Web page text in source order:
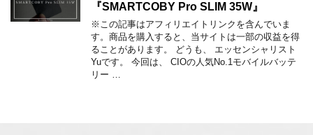
『SMARTCOBY Pro SLIM 35W』
※この記事はアフィリエイトリンクを含んでいま
す。商品を購入すると、当サイトは一部の収益を得
ることがあります。 どうも、 エッセンシャリスト
Yuです。 今回は、 CIOの人気No.1モバイルバッテ
リー …